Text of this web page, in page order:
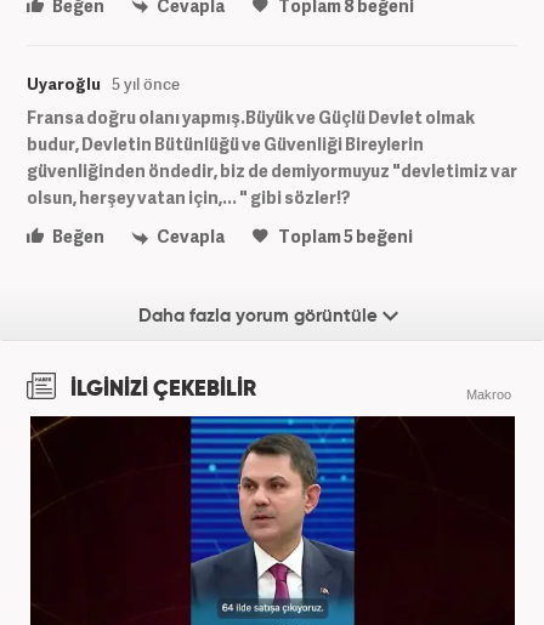
Beğen Cevapla Toplam8 beğeni
Uyaroğlu 5 yıl önce
Fransa doğru olanı yapmış.Büyük ve Güçlü Devlet olmak
budur, Devletin Bütünlüğü ve Güvenliği Bireylerin
güvenliğinden öndedir, biz de demiyormuyuz "devletimiz var
olsun, herşey vatan için,... " gibi sözler!?
Beğen
Cevapla Toplam5beğeni
Daha fazla yorum görüntüle
İLGİNİZİ ÇEKEBİLİR Makroo